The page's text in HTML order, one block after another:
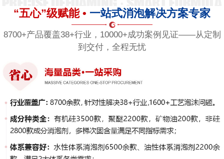
“五心”级赋能 • 一站式消泡解决方案专家
8700+产品覆盖38+行业，10000+成功案例见证——从定制
到交付，全程无忧